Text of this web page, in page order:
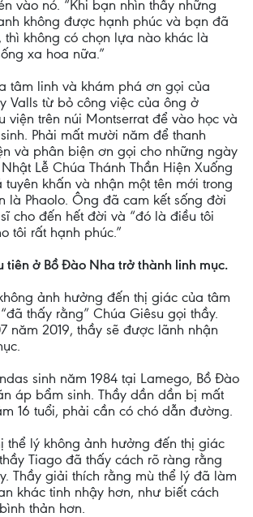
vào nó. “Khi bạn nhìn thấy những
không được hạnh phúc và bạn đã
không có chọn lựa nào khác là
xa hoa nữa.”
tâm linh và khám phá ơn gọi của
Valls từ bỏ công việc của ông ở
viện trên núi Montserrat để vào học và
Phải mất mười năm để thanh
và phân biện ơn gọi cho những ngày
Lễ Chúa Thánh Thần Hiện Xuống
khấn và nhận một tên mới trong
là Phaolo. Ông đã cam kết sống đời
cho đến hết đời và “đó là điều tôi
tôi rất hạnh phúc.”
ở Bồ Ðào Nha trở thành linh mục.
ảnh hưởng đến thị giác của tâm
thấy rằng” Chúa Giêsu gọi thầy.
năm 2019, thầy sẽ được lãnh nhận
sinh năm 1984 tại Lamego, Bồ Ðào
áp bẩm sinh. Thầy dần dần bị mất
16 tuổi, phải cần có chó dẫn đường.
thể lý không ảnh hưởng đến thị giác
Tiago đã thấy cách rõ ràng rằng
Thầy giải thích rằng mù thể lý đã làm
khác tinh nhậy hơn, như biết cách
thản hơn.